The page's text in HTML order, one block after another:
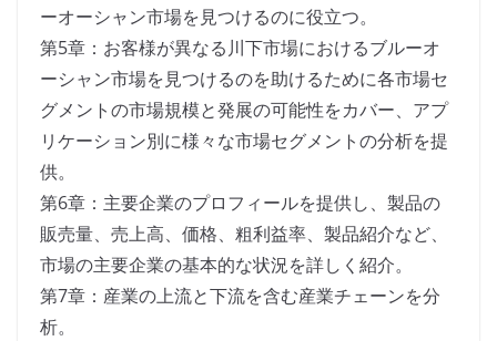
ーオーシャン市場を見つけるのに役立つ。
第5章：お客様が異なる川下市場におけるブルーオ
ーシャン市場を見つけるのを助けるために各市場セ
グメントの市場規模と発展の可能性をカバー、アプ
リケーション別に様々な市場セグメントの分析を提
供。
第6章：主要企業のプロフィールを提供し、製品の
販売量、売上高、価格、粗利益率、製品紹介など、
市場の主要企業の基本的な状況を詳しく紹介。
第7章：産業の上流と下流を含む産業チェーンを分
析。